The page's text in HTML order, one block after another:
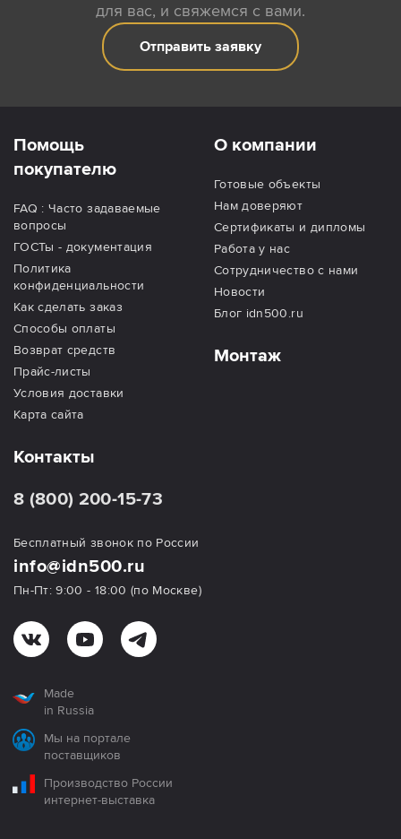
для вас, и свяжемся с вами.
Отправить заявку
Помощь
покупателю
FAQ : Часто задаваемые
вопросы
ГОСТы - документация
Политика
конфиденциальности
Как сделать заказ
Способы оплаты
Возврат средств
Прайс-листы
Условия доставки
Карта сайта
О компании
Готовые объекты
Нам доверяют
Сертификаты и дипломы
Работа у нас
Сотрудничество с нами
Новости
Блог idn500.ru
Монтаж
Контакты
8 (800) 200-15-73
Бесплатный звонок по России
info@idn500.ru
Пн-Пт: 9:00 - 18:00 (по Москве)
Made
in Russia
Мы на портале
поставщиков
Производство России
интернет-выставка